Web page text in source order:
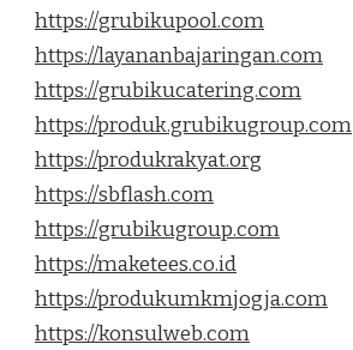
https://grubikupool.com
https://layananbajaringan.com
https://grubikucatering.com
https://produk.grubikugroup.com
https://produkrakyat.org
https://sbflash.com
https://grubikugroup.com
https://maketees.co.id
https://produkumkmjogja.com
https://konsulweb.com